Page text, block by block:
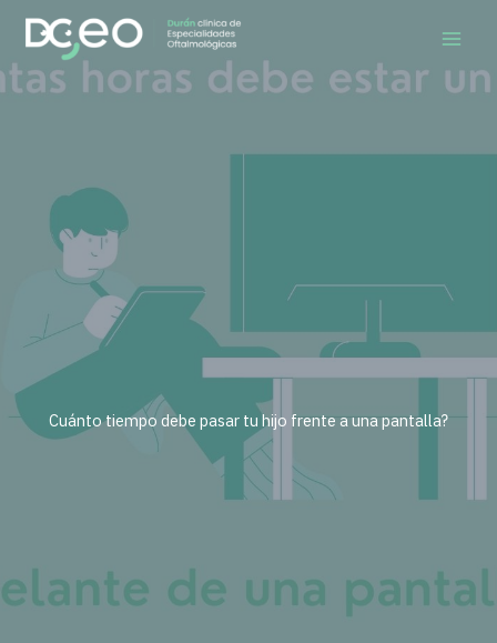
contenido
Cuánto tiempo debe pasar tu hijo frente a una pantalla?